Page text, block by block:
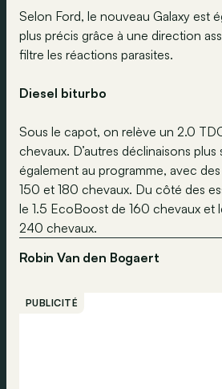
Selon Ford, le nouveau Galaxy est
plus précis grâce à une direction
filtre les réactions parasites.
Diesel biturbo
Sous le capot, on relève un 2.0
chevaux. D’autres déclinaisons plus
également au programme, avec
150 et 180 chevaux. Du côté des
le 1.5 EcoBoost de 160 chevaux et
240 chevaux.
Robin Van den Bogaert
PUBLICITÉ